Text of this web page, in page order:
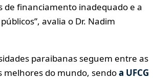
de financiamento inadequado e a
avalia o Dr. Nadim
paraibanas seguem entre as
melhores do mundo, sendoa UFCG